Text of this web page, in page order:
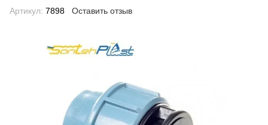
Артикул: 7898 Оставить отзыв